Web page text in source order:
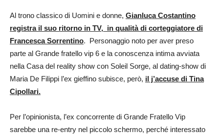
Al trono classico di Uomini e donne, Gianluca Costantino
registra il suo ritorno in TV, in qualità di corteggiatore di
Francesca Sorrentino. Personaggio noto per aver preso
parte al Grande fratello vip 6 e la conoscenza intima avviata
nella Casa del reality show con Soleil Sorge, al dating-show di
Maria De Filippi l’ex gieffino subisce, però, il j’accuse di Tina
Cipollari.
Per l’opinionista, l’ex concorrente di Grande Fratello Vip
sarebbe una re-entry nel piccolo schermo, perché interessato